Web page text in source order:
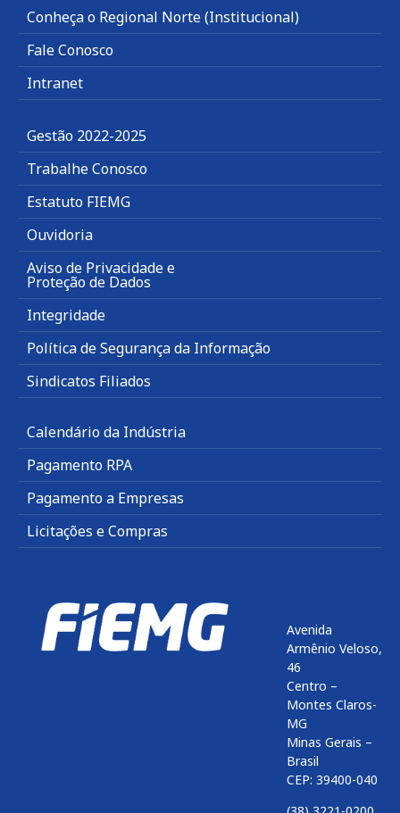
Conheça o Regional Norte (Institucional)
Fale Conosco
Intranet
Gestão 2022-2025
Trabalhe Conosco
Estatuto FIEMG
Ouvidoria
Aviso de Privacidade e
Proteção de Dados
Integridade
Política de Segurança da Informação
Sindicatos Filiados
Calendário da Indústria
Pagamento RPA
Pagamento a Empresas
Licitações e Compras
Avenida
Armênio Veloso,
46
Centro –
Montes Claros-
MG
Minas Gerais –
Brasil
CEP: 39400-040